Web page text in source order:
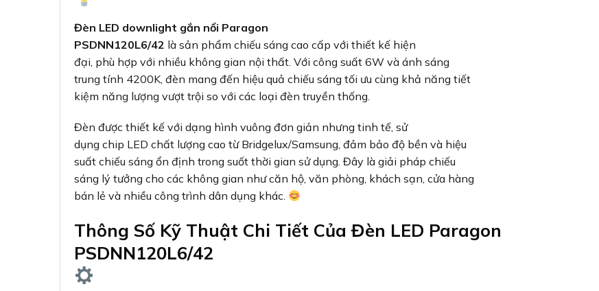
Đèn LED downlight gắn nổi Paragon
PSDNN120L6/42 là sản phẩm chiếu sáng cao cấp với thiết kế hiện
đại, phù hợp với nhiều không gian nội thất. Với công suất 6W và ánh sáng
trung tính 4200K, đèn mang đến hiệu quả chiếu sáng tối ưu cùng khả năng tiết
kiệm năng lượng vượt trội so với các loại đèn truyền thống.
Đèn được thiết kế với dạng hình vuông đơn giản nhưng tinh tế, sử
dụng chip LED chất lượng cao từ Bridgelux/Samsung, đảm bảo độ bền và hiệu
suất chiếu sáng ổn định trong suốt thời gian sử dụng. Đây là giải pháp chiếu
sáng lý tưởng cho các không gian như căn hộ, văn phòng, khách sạn, cửa hàng
bán lẻ và nhiều công trình dân dụng khác.
Thông Số Kỹ Thuật Chi Tiết Của Đèn LED Paragon
PSDNN120L6/42